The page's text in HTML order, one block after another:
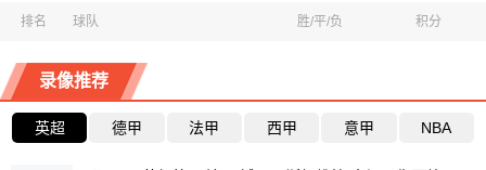
排名 球队 胜/平/负 积分
录像推荐
英超 德甲 法甲 西甲 意甲 NBA